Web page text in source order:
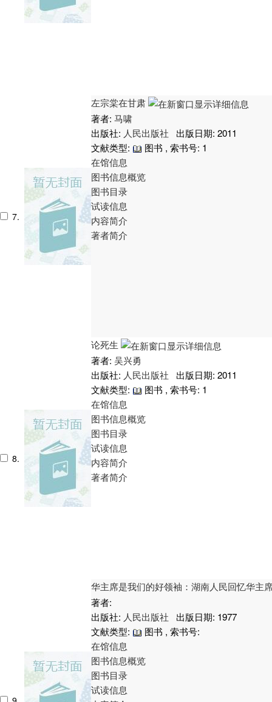
7.
左宗棠在甘肃
著者: 马啸
出版社: 人民出版社
出版日期: 2011
文献类型:
图书 , 索书号: 1
在馆信息
图书信息概览
图书目录
试读信息
内容简介
著者简介
8.
论死生
著者: 吴兴勇
出版社: 人民出版社
出版日期: 2011
文献类型:
图书 , 索书号: 1
在馆信息
图书信息概览
图书目录
试读信息
内容简介
著者简介
华主席是我们的好领袖：湖南人民回忆华主
著者:
出版社: 人民出版社
出版日期: 1977
文献类型:
图书 , 索书号:
在馆信息
图书信息概览
图书目录
试读信息